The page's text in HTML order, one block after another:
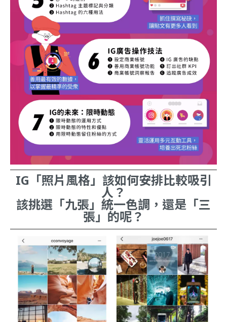
IG「照片風格」該如何安排比較吸引
人？
該挑選「九張」 統一色調 ， 還是「三
張」的呢？